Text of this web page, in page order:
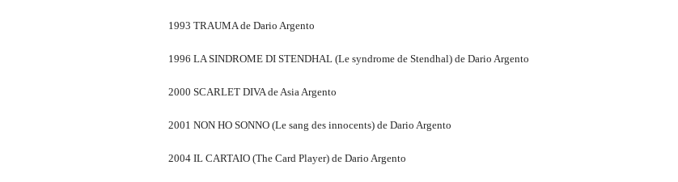
1993 TRAUMA de Dario Argento
1996 LA SINDROME DI STENDHAL (Le syndrome de Stendhal) de Dario Argento
2000 SCARLET DIVA de Asia Argento
2001 NON HO SONNO (Le sang des innocents) de Dario Argento
2004 IL CARTAIO (The Card Player) de Dario Argento